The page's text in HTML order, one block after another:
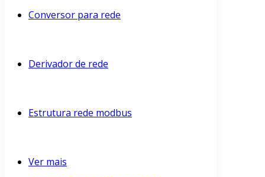
Conversor para rede
Derivador de rede
Estrutura rede modbus
Ver mais